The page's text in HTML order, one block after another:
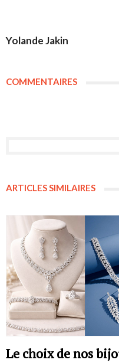
Yolande Jakin
COMMENTAIRES
ARTICLES SIMILAIRES
Le choix de nos